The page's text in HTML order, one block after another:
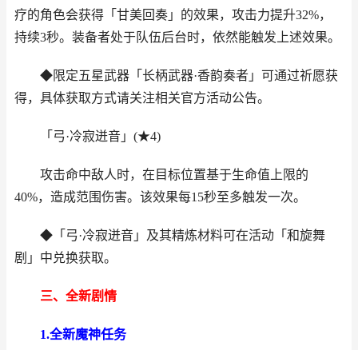
疗的角色会获得「甘美回奏」的效果，攻击力提升32%，
持续3秒。装备者处于队伍后台时，依然能触发上述效果。
◆限定五星武器「长柄武器·香韵奏者」可通过祈愿获
得，具体获取方式请关注相关官方活动公告。
「弓·冷寂迸音」(★4)
攻击命中敌人时，在目标位置基于生命值上限的
40%，造成范围伤害。该效果每15秒至多触发一次。
◆「弓·冷寂迸音」及其精炼材料可在活动「和旋舞
剧」中兑换获取。
三、全新剧情
1.全新魔神任务